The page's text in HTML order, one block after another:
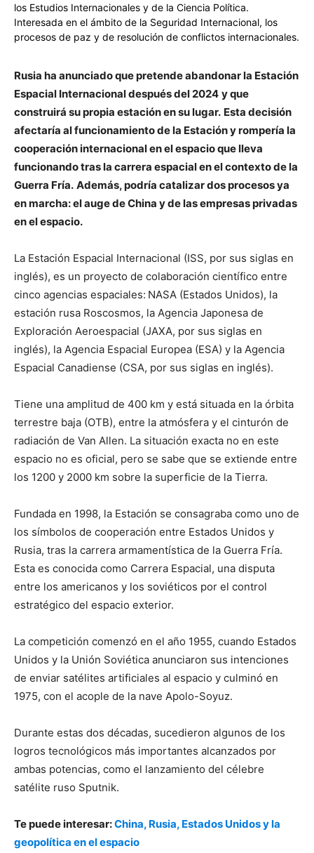
los Estudios Internacionales y de la Ciencia Política.
Interesada en el ámbito de la Seguridad Internacional, los
procesos de paz y de resolución de conflictos internacionales.
Rusia ha anunciado que pretende abandonar la Estación
Espacial Internacional después del 2024 y que
construirá su propia estación en su lugar. Esta decisión
afectaría al funcionamiento de la Estación y rompería la
cooperación internacional en el espacio que lleva
funcionando tras la carrera espacial en el contexto de la
Guerra Fría. Además, podría catalizar dos procesos ya
en marcha: el auge de China y de las empresas privadas
en el espacio.
La Estación Espacial Internacional (ISS, por sus siglas en
inglés), es un proyecto de colaboración científico entre
cinco agencias espaciales: NASA (Estados Unidos), la
estación rusa Roscosmos, la Agencia Japonesa de
Exploración Aeroespacial (JAXA, por sus siglas en
inglés), la Agencia Espacial Europea (ESA) y la Agencia
Espacial Canadiense (CSA, por sus siglas en inglés).
Tiene una amplitud de 400 km y está situada en la órbita
terrestre baja (OTB), entre la atmósfera y el cinturón de
radiación de Van Allen. La situación exacta no en este
espacio no es oficial, pero se sabe que se extiende entre
los 1200 y 2000 km sobre la superficie de la Tierra.
Fundada en 1998, la Estación se consagraba como uno de
los símbolos de cooperación entre Estados Unidos y
Rusia, tras la carrera armamentística de la Guerra Fría.
Esta es conocida como Carrera Espacial, una disputa
entre los americanos y los soviéticos por el control
estratégico del espacio exterior.
La competición comenzó en el año 1955, cuando Estados
Unidos y la Unión Soviética anunciaron sus intenciones
de enviar satélites artificiales al espacio y culminó en
1975, con el acople de la nave Apolo-Soyuz.
Durante estas dos décadas, sucedieron algunos de los
logros tecnológicos más importantes alcanzados por
ambas potencias, como el lanzamiento del célebre
satélite ruso Sputnik.
Te puede interesar:China, Rusia, Estados Unidos y la
geopolítica en el espacio